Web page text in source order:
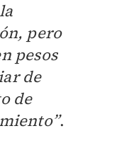
pero
pesos
de
de
.